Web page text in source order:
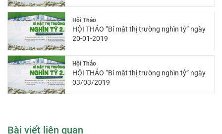
Hội Thảo
HỘI THẢO “Bí mật thị trường nghìn tỷ” ngày
20-01-2019
Hội Thảo
HỘI THẢO “Bí mật thị trường nghìn tỷ” ngày
03/03/2019
Bài viết liên quan